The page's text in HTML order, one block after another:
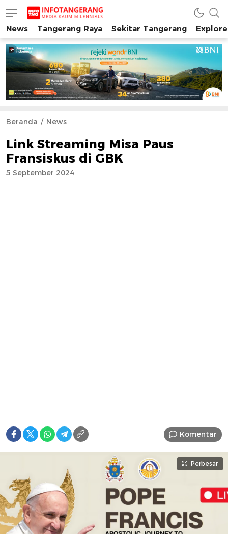
INFO TANGERANG
Media Kaum Millenials Tangerang Raya
News Tangerang Raya Sekitar Tangerang
Beranda News
Link Streaming Misa Paus
Fransiskus di GBK
5 September 2024
Komentar
Perbesar